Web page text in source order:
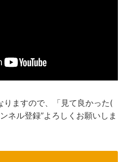
りますので、「見て良かった(
ネル登録”よろしくお願いしま